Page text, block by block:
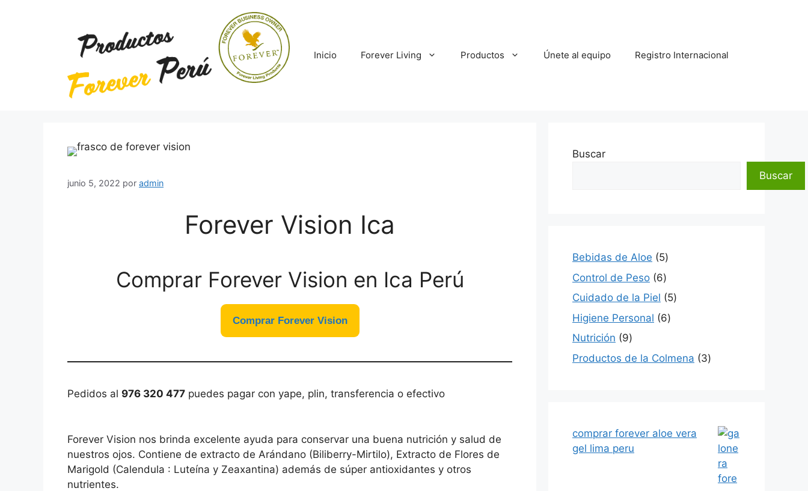
Inicio Forever Living Productos Únete al equipo Registro Internacional
junio 5, 2022 por admin
Forever Vision Ica
Comprar Forever Vision en Ica Perú
Comprar Forever Vision
Pedidos al 976 320 477 puedes pagar con yape, plin, transferencia o efectivo
Forever Vision nos brinda excelente ayuda para conservar una buena nutrición y salud de
nuestros ojos. Contiene de extracto de Arándano (Biliberry-Mirtilo), Extracto de Flores de
Marigold (Calendula : Luteína y Zeaxantina) además de súper antioxidantes y otros
nutrientes.
Buscar
Buscar
Bebidas de Aloe 55
productos
Control de Peso 66
productos
Cuidado de la Piel 55
Higiene Personal 66
Nutrición 99
productos
Productos de la Colmena 33
comprar forever aloe vera
gel lima peru